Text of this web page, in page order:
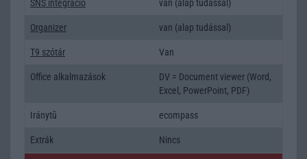
SNS integráció van (alap tudással)
Organizer van (alap tudással)
T9 szótár Van
Office alkalmazások
DV = Document viewer (Word,
Excel, PowerPoint, PDF)
Iránytũ ecompass
Extrák Nincs